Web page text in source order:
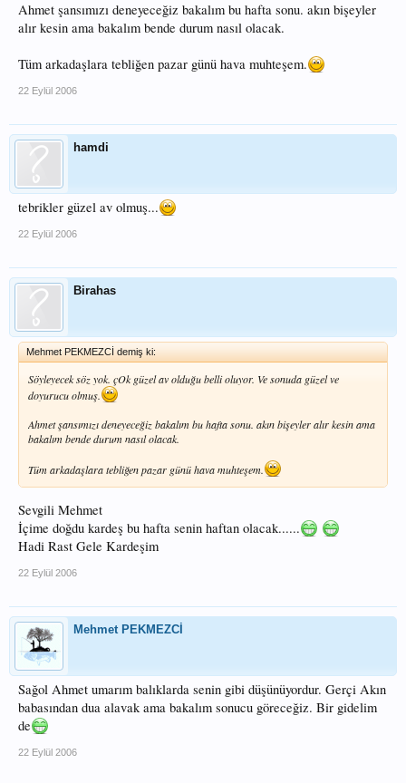
Ahmet şansımızı deneyeceğiz bakalım bu hafta sonu. akın bişeyler
alır kesin ama bakalım bende durum nasıl olacak.
Tüm arkadaşlara tebliğen pazar günü hava muhteşem.
22 Eylül 2006
hamdi
tebrikler güzel av olmuş...
22 Eylül 2006
Birahas
Mehmet PEKMEZCİ demiş ki:
Söyleyecek söz yok. çOk güzel av olduğu belli oluyor. Ve sonuda güzel ve
doyurucu olmuş.
Ahmet şansımızı deneyeceğiz bakalım bu hafta sonu. akın bişeyler alır kesin ama
bakalım bende durum nasıl olacak.
Tüm arkadaşlara tebliğen pazar günü hava muhteşem.
Sevgili Mehmet
İçime doğdu kardeş bu hafta senin haftan olacak......
Hadi Rast Gele Kardeşim
22 Eylül 2006
Mehmet PEKMEZCİ
Sağol Ahmet umarım balıklarda senin gibi düşünüyordur. Gerçi Akın
babasından dua alavak ama bakalım sonucu göreceğiz. Bir gidelim
de
22 Eylül 2006